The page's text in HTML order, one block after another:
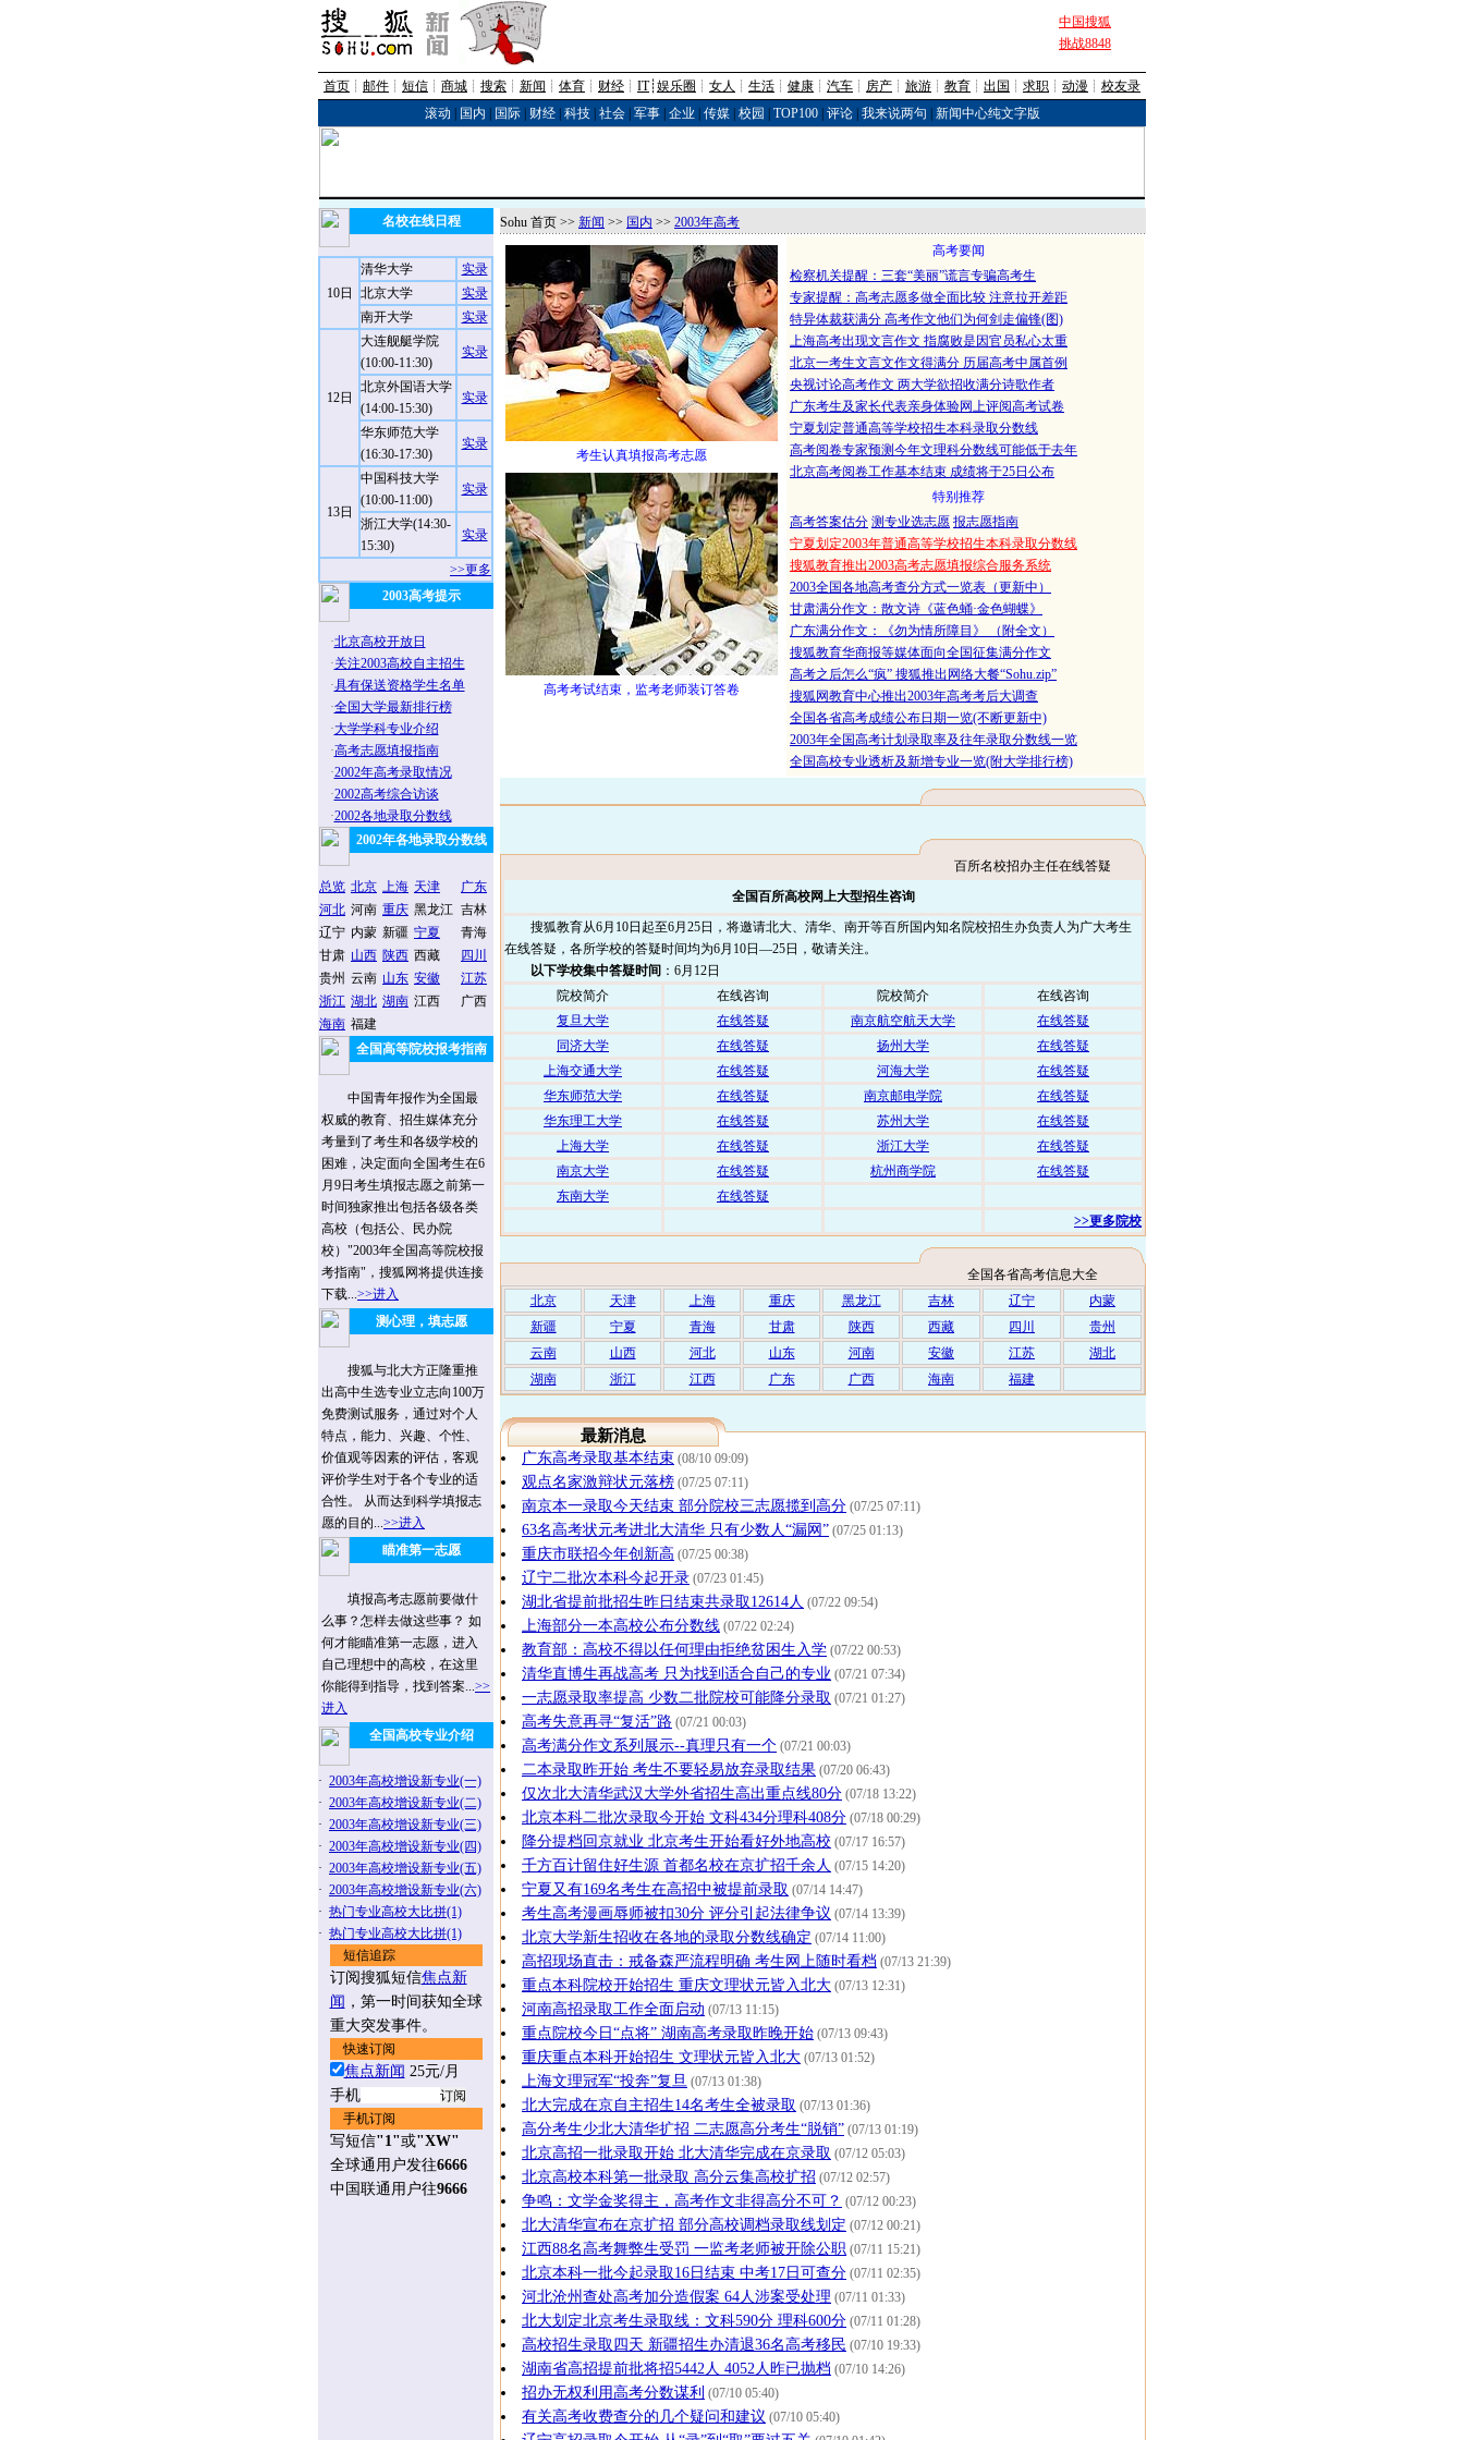
中国搜狐
挑战8848
首页 ┊ 邮件 ┊ 短信 ┊ 商城 ┊ 搜索 ┊ 新闻 ┊ 体育 ┊ 财经 ┊ IT┊ 娱乐圈 ┊ 女人 ┊ 生活 ┊ 健康 ┊ 汽车 ┊ 房产 ┊ 旅游 ┊ 教育 ┊ 出国 ┊ 求职 ┊ 动漫 ┊ 校友录
滚动
国内 国际| 财经| 科技| 社会| 军事| 企业 传媒| 校园 TOP100| 评论| 我来说两句 新闻中心纯文字版
名校在线日程
10日
清华大学
实录
北京大学
实录
南开大学
实录
12日
大连舰艇学院
(10:00-11:30)
实录
北京外国语大学
(14:00-15:30)
实录
华东师范大学
(16:30-17:30)
实录
13日
中国科技大学
(10:00-11:00)
实录
浙江大学(14:30-
15:30)
实录
>>更多
2003高考提示
·北京高校开放日
·关注2003高校自主招生
·具有保送资格学生名单
·全国大学最新排行榜
·大学学科专业介绍
·高考志愿填报指南
·2002年高考录取情况
·2002高考综合访谈
·2002各地录取分数线
2002年各地录取分数线
总览 北京 上海 天津
广东
河北 河南 重庆 黑龙江 吉林
辽宁 内蒙 新疆 宁夏
青海
甘肃 山西 陕西 西藏
四川
贵州 云南 山东 安徽
江苏
浙江 湖北 湖南 江西
广西
海南 福建
全国高等院校报考指南
中国青年报作为全国最
权威的教育、招生媒体充分
考量到了考生和各级学校的
困难，决定面向全国考生在6
月9日考生填报志愿之前第一
时间独家推出包括各级各类
高校（包括公、民办院
校）"2003年全国高等院校报
考指南"，搜狐网将提供连接
下载...>>进入
测心理，填志愿
搜狐与北大方正隆重推
出高中生选专业立志向100万
免费测试服务，通过对个人
特点，能力、兴趣、个性、
价值观等因素的评估，客观
评价学生对于各个专业的适
合性。 从而达到科学填报志
愿的目的...>>进入
瞄准第一志愿
填报高考志愿前要做什
么事？怎样去做这些事？ 如
何才能瞄准第一志愿，进入
自己理想中的高校，在这里
你能得到指导，找到答案...>>
进入
全国高校专业介绍
· 2003年高校增设新专业(一)
· 2003年高校增设新专业(二)
· 2003年高校增设新专业(三)
· 2003年高校增设新专业(四)
· 2003年高校增设新专业(五)
· 2003年高校增设新专业(六)
· 热门专业高校大比拼(1)
· 热门专业高校大比拼(1)
短信追踪
订阅搜狐短信焦点新
闻 ，第一时间获知全球
重大突发事件。
快速订阅
焦点新闻 25元/月
手机
手机订阅
写短信"1"或"XW"
全球通用户发往6666
中国联通用户往9666
Sohu 首页 >> 新闻 >> 国内 >> 2003年高考
考生认真填报高考志愿
高考考试结束，监考老师装订答卷
高考要闻
检察机关提醒：三套“美丽”谎言专骗高考生
专家提醒：高考志愿多做全面比较 注意拉开差距
特异体裁获满分 高考作文他们为何剑走偏锋(图)
上海高考出现文言作文 指腐败是因官员私心太重
北京一考生文言文作文得满分 历届高考中属首例
央视讨论高考作文 两大学欲招收满分诗歌作者
广东考生及家长代表亲身体验网上评阅高考试卷
宁夏划定普通高等学校招生本科录取分数线
高考阅卷专家预测今年文理科分数线可能低于去年
北京高考阅卷工作基本结束 成绩将于25日公布
特别推荐
高考答案估分 测专业选志愿 报志愿指南
宁夏划定2003年普通高等学校招生本科录取分数线
搜狐教育推出2003高考志愿填报综合服务系统
2003全国各地高考查分方式一览表（更新中）
甘肃满分作文：散文诗《蓝色蛹·金色蝴蝶》
广东满分作文：《勿为情所障目》 （附全文）
搜狐教育华商报等媒体面向全国征集满分作文
高考之后怎么“疯” 搜狐推出网络大餐“Sohu.zip”
搜狐网教育中心推出2003年高考考后大调查
全国各省高考成绩公布日期一览(不断更新中)
2003年全国高考计划录取率及往年录取分数线一览
全国高校专业透析及新增专业一览(附大学排行榜)
百所名校招办主任在线答疑
全国百所高校网上大型招生咨询
搜狐教育从6月10日起至6月25日，将邀请北大、清华、南开等百所国内知名院校招生办负责人为广大考生
在线答疑，各所学校的答疑时间均为6月10日—25日，敬请关注。
以下学校集中答疑时间 ：6月12日
院校简介
在线咨询 院校简介
在线咨询
复旦大学
在线答疑 南京航空航天大学
在线答疑
同济大学
在线答疑 扬州大学
在线答疑
上海交通大学
在线答疑 河海大学
在线答疑
华东师范大学
在线答疑 南京邮电学院
在线答疑
华东理工大学
在线答疑 苏州大学
在线答疑
上海大学
在线答疑 浙江大学
在线答疑
南京大学
在线答疑 杭州商学院
在线答疑
东南大学
在线答疑
>>更多院校
全国各省高考信息大全
北京
天津 上海 重庆 黑龙江 吉林 辽宁
内蒙
新疆
宁夏 青海 甘肃 陕西 西藏 四川
贵州
云南
山西 河北 山东 河南 安徽 江苏
湖北
湖南
浙江 江西 广东 广西 海南 福建
最新消息
广东高考录取基本结束 (08/10 09:09)
观点名家激辩状元落榜 (07/25 07:11)
南京本一录取今天结束 部分院校三志愿揽到高分 (07/25 07:11)
63名高考状元考进北大清华 只有少数人“漏网” (07/25 01:13)
重庆市联招今年创新高 (07/25 00:38)
辽宁二批次本科今起开录 (07/23 01:45)
湖北省提前批招生昨日结束共录取12614人 (07/22 09:54)
上海部分一本高校公布分数线 (07/22 02:24)
教育部：高校不得以任何理由拒绝贫困生入学 (07/22 00:53)
清华直博生再战高考 只为找到适合自己的专业 (07/21 07:34)
一志愿录取率提高 少数二批院校可能降分录取 (07/21 01:27)
高考失意再寻“复活”路 (07/21 00:03)
高考满分作文系列展示--真理只有一个 (07/21 00:03)
二本录取昨开始 考生不要轻易放弃录取结果 (07/20 06:43)
仅次北大清华武汉大学外省招生高出重点线80分 (07/18 13:22)
北京本科二批次录取今开始 文科434分理科408分 (07/18 00:29)
降分提档回京就业 北京考生开始看好外地高校 (07/17 16:57)
千方百计留住好生源 首都名校在京扩招千余人 (07/15 14:20)
宁夏又有169名考生在高招中被提前录取 (07/14 14:47)
考生高考漫画辱师被扣30分 评分引起法律争议 (07/14 13:39)
北京大学新生招收在各地的录取分数线确定 (07/14 11:00)
高招现场直击：戒备森严流程明确 考生网上随时看档 (07/13 21:39)
重点本科院校开始招生 重庆文理状元皆入北大 (07/13 12:31)
河南高招录取工作全面启动 (07/13 11:15)
重点院校今日“点将” 湖南高考录取昨晚开始 (07/13 09:43)
重庆重点本科开始招生 文理状元皆入北大 (07/13 01:52)
上海文理冠军“投奔”复旦 (07/13 01:38)
北大完成在京自主招生14名考生全被录取 (07/13 01:36)
高分考生少北大清华扩招 二志愿高分考生“脱销” (07/13 01:19)
北京高招一批录取开始 北大清华完成在京录取 (07/12 05:03)
北京高校本科第一批录取 高分云集高校扩招 (07/12 02:57)
争鸣：文学金奖得主，高考作文非得高分不可？ (07/12 00:23)
北大清华宣布在京扩招 部分高校调档录取线划定 (07/12 00:21)
江西88名高考舞弊生受罚 一监考老师被开除公职 (07/11 15:21)
北京本科一批今起录取16日结束 中考17日可查分 (07/11 02:35)
河北沧州查处高考加分造假案 64人涉案受处理 (07/11 01:33)
北大划定北京考生录取线：文科590分 理科600分 (07/11 01:28)
高校招生录取四天 新疆招生办清退36名高考移民 (07/10 19:33)
湖南省高招提前批将招5442人 4052人昨已抛档 (07/10 14:26)
招办无权利用高考分数谋利 (07/10 05:40)
有关高考收费查分的几个疑问和建议 (07/10 05:40)